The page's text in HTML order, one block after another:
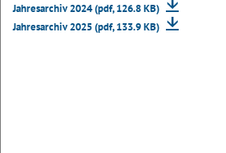
Jahresarchiv 2024 (pdf, 126.8 KB)
Jahresarchiv 2025 (pdf, 133.9 KB)